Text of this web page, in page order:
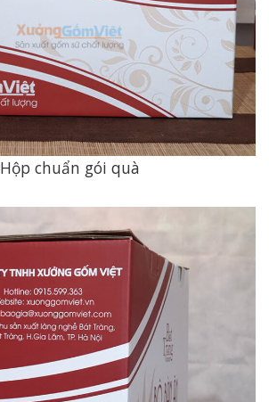
Hộp chuẩn gói quà